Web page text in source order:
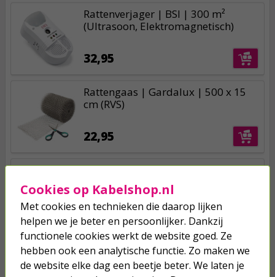
Rattenverjager | BSI | 300 m²
(Ultrasoon, Elektromagnetisch)
32,95
Rattengaas | Gardalux | 500 x 15
cm (RVS)
22,95
Ratten weringspasta | Mouseshield
Classic (Direct resultaat, 100%
gifvrij)
9,25
Cookies op Kabelshop.nl
Met cookies en technieken die daarop lijken
helpen we je beter en persoonlijker. Dankzij
functionele cookies werkt de website goed. Ze
hebben ook een analytische functie. Zo maken we
de website elke dag een beetje beter. We laten je